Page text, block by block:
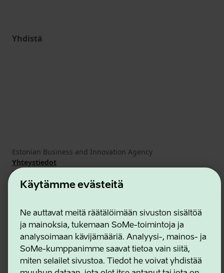
Käytämme evästeitä
Ne auttavat meitä räätälöimään sivuston sisältöä
ja mainoksia, tukemaan SoMe-toimintoja ja
analysoimaan kävijämääriä. Analyysi-, mainos- ja
SoMe-kumppanimme saavat tietoa vain siitä,
miten selailet sivustoa. Tiedot he voivat yhdistää
Yhdistä
Estonian Business and Innovation Agency
Yhteystiedot
Yhteistyökumppanit
Käyttöehdot
Eväste- ja tietosuojakäytäntö